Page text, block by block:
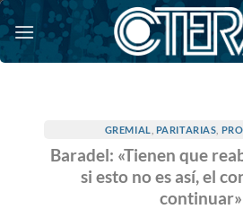
Saltar
al
contenido
GREMIAL PARITARIAS
Baradel: «Tienen que
si esto no es así, el
continuar»